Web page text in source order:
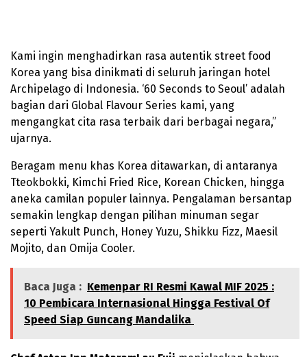
Kami ingin menghadirkan rasa autentik street food
Korea yang bisa dinikmati di seluruh jaringan hotel
Archipelago di Indonesia. ‘60 Seconds to Seoul’ adalah
bagian dari Global Flavour Series kami, yang
mengangkat cita rasa terbaik dari berbagai negara,”
ujarnya.
Beragam menu khas Korea ditawarkan, di antaranya
Tteokbokki, Kimchi Fried Rice, Korean Chicken, hingga
aneka camilan populer lainnya. Pengalaman bersantap
semakin lengkap dengan pilihan minuman segar
seperti Yakult Punch, Honey Yuzu, Shikku Fizz, Maesil
Mojito, dan Omija Cooler.
Baca Juga : Kemenpar RI Resmi Kawal MIF 2025 :
10 Pembicara Internasional Hingga Festival Of
Speed Siap Guncang Mandalika